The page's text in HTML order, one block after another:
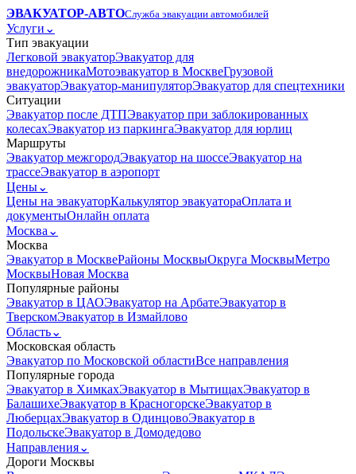
ЭВАКУАТОР-АВТОСлужба эвакуации автомобилей
Услуги ⌄
Тип эвакуации
Легковой эвакуаторЭвакуатор для
внедорожникаМотоэвакуатор в МосквеГрузовой
эвакуаторЭвакуатор-манипуляторЭвакуатор для спецтехники
Ситуации
Эвакуатор после ДТПЭвакуатор при заблокированных
колесахЭвакуатор из паркингаЭвакуатор для юрлиц
Маршруты
Эвакуатор межгородЭвакуатор на шоссеЭвакуатор на
трассеЭвакуатор в аэропорт
Цены⌄
Цены на эвакуаторКалькулятор эвакуатораОплата и
документыОнлайн оплата
Москва ⌄
Москва
Эвакуатор в МосквеРайоны МосквыОкруга МосквыМетро
МосквыНовая Москва
Популярные районы
Эвакуатор в ЦАОЭвакуатор на АрбатеЭвакуатор в
ТверскомЭвакуатор в Измайлово
Область⌄
Московская область
Эвакуатор по Московской областиВсе направления
Популярные города
Эвакуатор в ХимкахЭвакуатор в МытищахЭвакуатор в
БалашихеЭвакуатор в КрасногорскеЭвакуатор в
ЛюберцахЭвакуатор в ОдинцовоЭвакуатор в
ПодольскеЭвакуатор в Домодедово
Направления⌄
Дороги Москвы